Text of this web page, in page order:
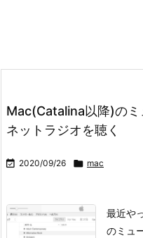
Mac(Catalina以降)の
ネットラジオを聴く
 2020/09/26  mac
最近や
のミュ